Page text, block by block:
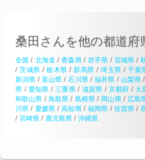
桑田さんを他の都道府
全国 / 北海道 /青森県/ 岩手県 / 宮城県 /
/茨城県 /栃木県 /群馬県 /埼玉県 /千葉
新潟県 / 富山県 /石川県/福井県 / 山梨県 /
県 / 愛知県 /三重県 / 滋賀県 / 京都府 / 大
和歌山県 / 鳥取県 / 島根県/ 岡山県/ 広島
川県 / 愛媛県/高知県/ 福岡県 / 佐賀県 /
/ 宮崎県 / 鹿児島県 / 沖縄県